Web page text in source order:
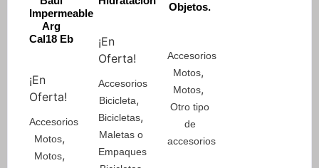
Impermeable
Arg
Cal18 Eb
¡En
Oferta!
Accesorios
Motos,
Motos,
¡En
Oferta!
Accesorios
Bicicleta,
Bicicletas,
Maletas o
Empaques
Objetos.
Accesorios
Motos,
Motos,
Otro tipo
de
accesorios